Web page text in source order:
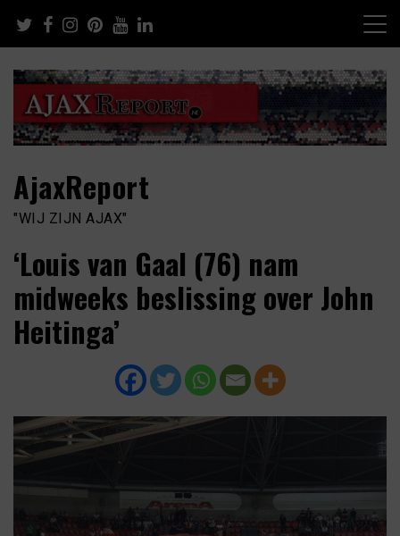
content
AjaxReport
"WIJ ZIJN AJAX"
‘Louis van Gaal (76) nam
midweeks beslissing over John
Heitinga’